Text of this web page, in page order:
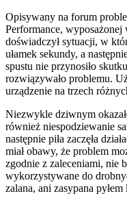
Opisywany na forum
Performance,
doświadczył sytuacji, w
ułamek sekundy, a
spustu nie przynosiło
rozwiązywało problemu.
urządzenie na trzech
Niezwykle dziwnym
również niespodziewanie
następnie piła zaczęła
miał obawy, że problem
zgodnie z zaleceniami, nie
wykorzystywane do
zalana, ani zasypana